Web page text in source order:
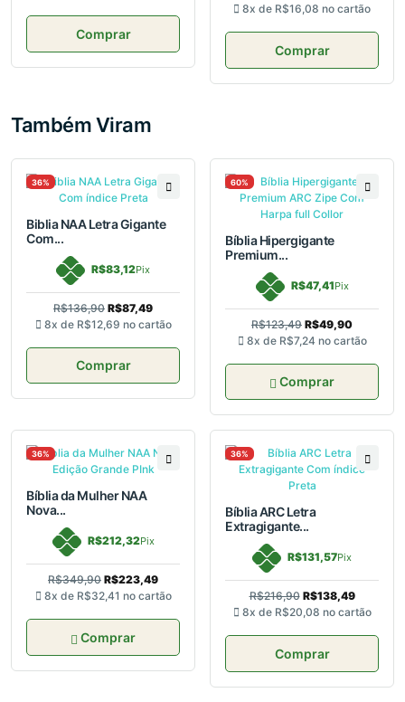
Comprar
8x de R$16,08 no cartão
Comprar
Também Viram
36%
Biblia NAA Letra Gigante
Com...
R$83,12Pix
R$136,90 R$87,49
8x de R$12,69 no cartão
Comprar
60%
Bíblia Hipergigante
Premium...
R$47,41Pix
R$123,49 R$49,90
8x de R$7,24 no cartão
Comprar
36%
Bíblia da Mulher NAA
Nova...
R$212,32Pix
R$349,90 R$223,49
8x de R$32,41 no cartão
Comprar
36%
Bíblia ARC Letra
Extragigante...
R$131,57Pix
R$216,90 R$138,49
8x de R$20,08 no cartão
Comprar